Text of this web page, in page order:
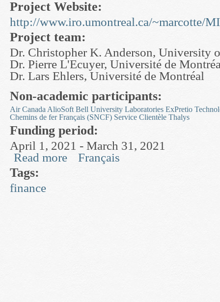
Project Website:
http://www.iro.umontreal.ca/~marcotte/
Project team:
Dr. Christopher K. Anderson, University
Dr. Pierre L'Ecuyer, Université de
Dr. Lars Ehlers, Université de Montréal
Non-academic participants:
Air Canada AlioSoft Bell University Laboratories ExPretio
Chemins de fer Français (SNCF) Service Clientèle Thalys
Funding period:
April 1, 2021 - March 31, 2021
Read more about Optimal Pricing via Mathematical and
Français
Tags:
finance